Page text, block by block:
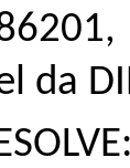
,
da